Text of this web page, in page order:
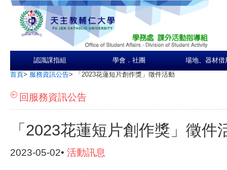
認識課指組 學會．社團 場地、器材借
首頁> 服務資訊公告> 「2023花蓮短片創作獎」徵件活動
回服務資訊公告
「2023花蓮短片創作獎」徵件
2023-05-02• 活動訊息